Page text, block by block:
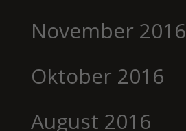
November 2016
Oktober 2016
August 2016